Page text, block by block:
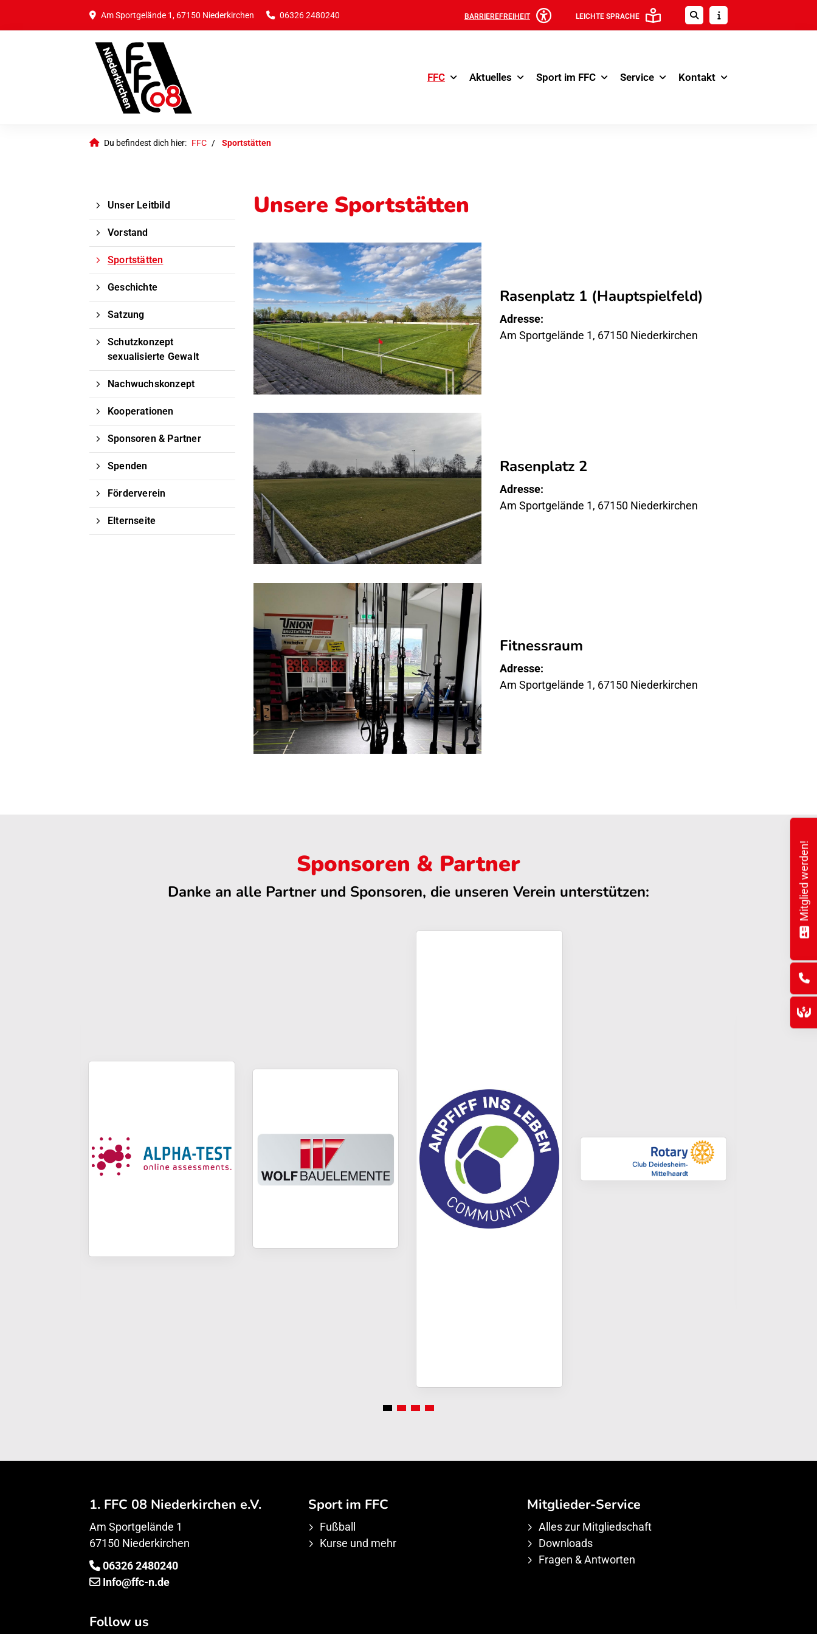
Am Sportgelände 1, 67150 Niederkirchen 06326 2480240 BARRIEREFREIHEIT LEICHTE SPRACHE
FFC Aktuelles Sport im FFC Service Kontakt
Du befindest dich hier: FFC Sportstätten
Unsere Sportstätten
Rasenplatz 1 (Hauptspielfeld)
Adresse:
Am Sportgelände 1, 67150 Niederkirchen
Rasenplatz 2
Adresse:
Am Sportgelände 1, 67150 Niederkirchen
Fitnessraum
Adresse:
Am Sportgelände 1, 67150 Niederkirchen
Unser Leitbild
Vorstand
Sportstätten
Geschichte
Satzung
Schutzkonzept
sexualisierte Gewalt
Nachwuchskonzept
Kooperationen
Sponsoren & Partner
Spenden
Förderverein
Elternseite
Sponsoren & Partner
Danke an alle Partner und Sponsoren, die unseren Verein unterstützen:
1. FFC 08 Niederkirchen e.V.
Am Sportgelände 1
67150 Niederkirchen
06326 2480240
Info@ffc-n.de
Sport im FFC
Fußball
Kurse und mehr
Mitglieder-Service
Alles zur Mitgliedschaft
Downloads
Fragen & Antworten
Follow us
Mitglied werden!